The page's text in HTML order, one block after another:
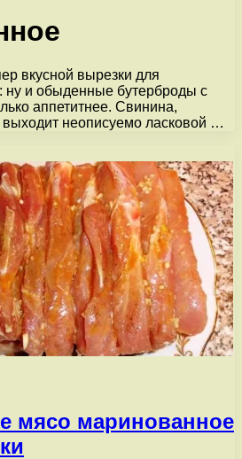
вкусной вырезки для
ну и обыденные бутерброды с
аппетитнее. Свинина,
выходит неописуемо ласковой …
мясо маринованное